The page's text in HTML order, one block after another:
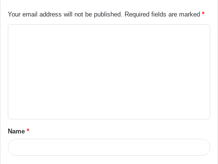
Your email address will not be published. Required fields are marked *
Name *